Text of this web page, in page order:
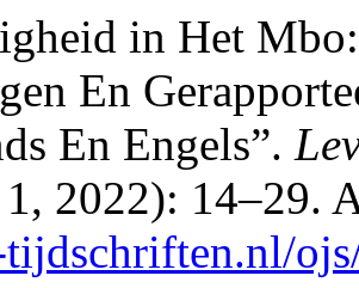
in Het
En
En Engels”.
2022): 14–29.